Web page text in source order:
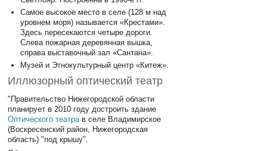
Самое высокое место в селе (128 м над
уровнем моря) называется «Крестами».
Здесь пересекаются четыре дороги.
Слева пожарная деревянная вышка,
справа выставочный зал «Сантана».
Музей и Этнокультурный центр «Китеж».
Иллюзорный оптический театр
"Правительство Нижегородской области
планирует в 2010 году достроить здание
Оптического театра в селе Владимирское
(Воскресенский район, Нижегородская
область) "под крышу".